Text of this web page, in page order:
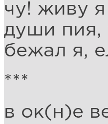
чу! живу
души пия,
бежал я,
***
в ок(н)е